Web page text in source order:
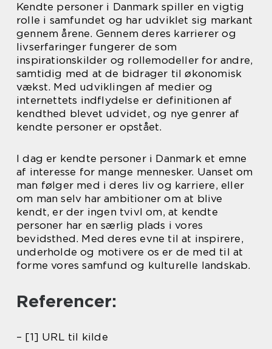
Kendte personer i Danmark spiller en vigtig
rolle i samfundet og har udviklet sig markant
gennem årene. Gennem deres karrierer og
livserfaringer fungerer de som
inspirationskilder og rollemodeller for andre,
samtidig med at de bidrager til økonomisk
vækst. Med udviklingen af medier og
internettets indflydelse er definitionen af
kendthed blevet udvidet, og nye genrer af
kendte personer er opstået.
I dag er kendte personer i Danmark et emne
af interesse for mange mennesker. Uanset om
man følger med i deres liv og karriere, eller
om man selv har ambitioner om at blive
kendt, er der ingen tvivl om, at kendte
personer har en særlig plads i vores
bevidsthed. Med deres evne til at inspirere,
underholde og motivere os er de med til at
forme vores samfund og kulturelle landskab.
Referencer:
– [1] URL til kilde